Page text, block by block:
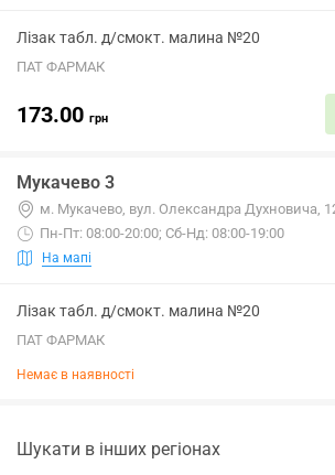
Лізак табл. д/смокт. малина №20
ПАТ ФАРМАК
173.00 грн
Мукачево 3
м. Мукачево, вул. Олександра Духновича,
Пн-Пт: 08:00-20:00; Сб-Нд: 08:00-19:00
На мапі
Лізак табл. д/смокт. малина №20
ПАТ ФАРМАК
Немає в наявності
Шукати в інших регіонах